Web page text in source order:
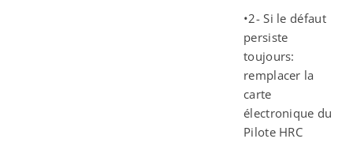
•2- Si le défaut
persiste
toujours:
remplacer la
carte
électronique du
Pilote HRC